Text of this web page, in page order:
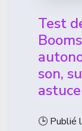
Test
son,
🕒 Publié